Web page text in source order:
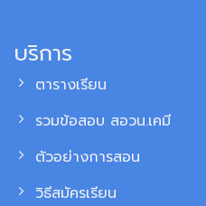
บริการ
ตารางเรียน
รวมข้อสอบ สอวน.เคมี
ตัวอย่างการสอน
วิธีสมัครเรียน